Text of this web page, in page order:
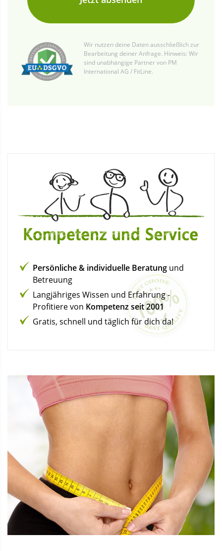
Wir nutzen deine Daten ausschließlich zur
Bearbeitung deiner Anfrage. Hinweis: Wir
sind unabhängige Partner von PM
International AG / FitLine.
Persönliche & individuelle Beratung und
Betreuung
Langjähriges Wissen und Erfahrung -
Profitiere von Kompetenz seit 2001
Gratis, schnell und täglich für dich da!